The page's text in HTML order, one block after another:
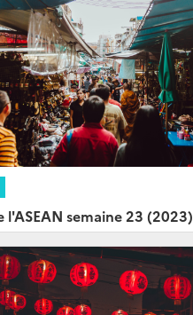
l'ASEAN semaine 23 (2023)